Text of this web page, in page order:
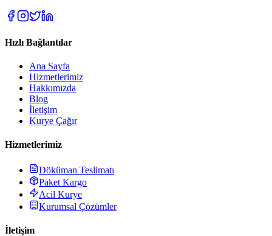
Hızlı Bağlantılar
Ana Sayfa
Hizmetlerimiz
Hakkımızda
Blog
İletişim
Kurye Çağır
Hizmetlerimiz
Döküman Teslimatı
Paket Kargo
Acil Kurye
Kurumsal Çözümler
İletişim